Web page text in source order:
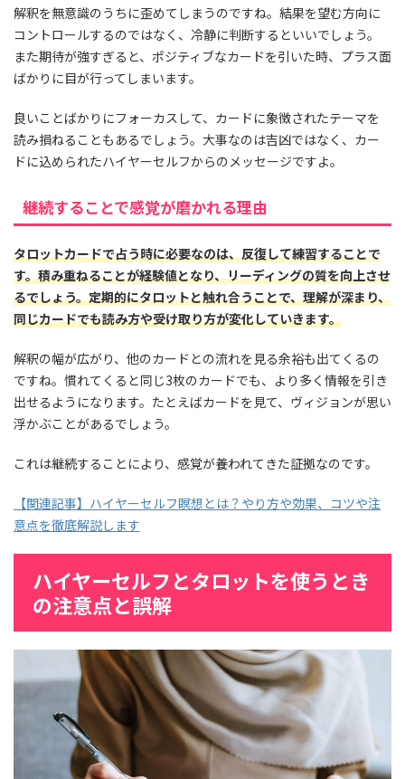
解釈を無意識のうちに歪めてしまうのですね。結果を望む方向に
コントロールするのではなく、冷静に判断するといいでしょう。
また期待が強すぎると、ポジティブなカードを引いた時、プラス面
ばかりに目が行ってしまいます。
良いことばかりにフォーカスして、カードに象徴されたテーマを
読み損ねることもあるでしょう。大事なのは吉凶ではなく、カー
ドに込められたハイヤーセルフからのメッセージですよ。
継続することで感覚が磨かれる理由
タロットカードで占う時に必要なのは、反復して練習することで
す。積み重ねることが経験値となり、リーディングの質を向上させ
るでしょう。定期的にタロットと触れ合うことで、理解が深まり、
同じカードでも読み方や受け取り方が変化していきます。
解釈の幅が広がり、他のカードとの流れを見る余裕も出てくるの
ですね。慣れてくると同じ3枚のカードでも、より多く情報を引き
出せるようになります。たとえばカードを見て、ヴィジョンが思い
浮かぶことがあるでしょう。
これは継続することにより、感覚が養われてきた証拠なのです。
【関連記事】ハイヤーセルフ瞑想とは？やり方や効果、コツや注
意点を徹底解説します
ハイヤーセルフとタロットを使うとき
の注意点と誤解